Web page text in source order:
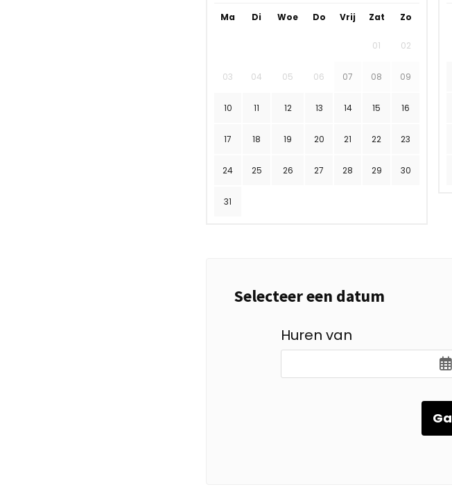
Ma Di Woe Do Vrij Zat Zo
01 02
03 04 05 06 07 08 09
10 11 12 13 14 15 16
17 18 19 20 21 22 23
24 25 26 27 28 29 30
31
Selecteer een datum
Huren van